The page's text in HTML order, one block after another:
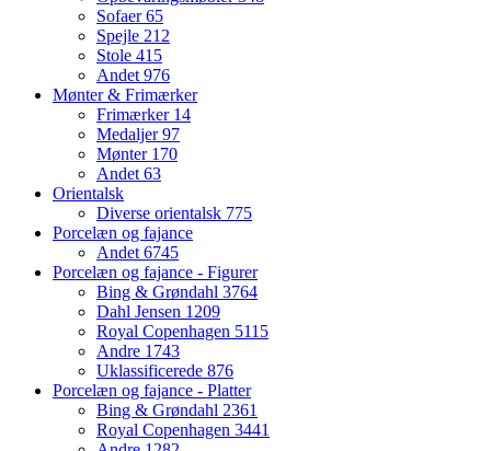
Sofaer65
Spejle 212
Stole 415
Andet976
Mønter & Frimærker
Frimærker 14
Medaljer97
Mønter 170
Andet63
Orientalsk
Diverse orientalsk 775
Porcelæn og fajance
Andet6745
Porcelæn og fajance - Figurer
Bing & Grøndahl 3764
Dahl Jensen 1209
Royal Copenhagen 5115
Andre 1743
Uklassificerede 876
Porcelæn og fajance - Platter
Bing & Grøndahl 2361
Royal Copenhagen 3441